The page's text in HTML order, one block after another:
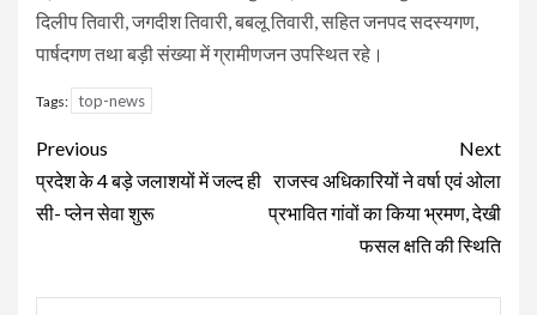
दिलीप तिवारी, जगदीश तिवारी, बबलू तिवारी, सहित जनपद सदस्यगण,
पार्षदगण तथा बड़ी संख्या में ग्रामीणजन उपस्थित रहे।
Tags: top-news
Continue
Reading
Previous
प्रदेश के 4 बड़े जलाशयों में जल्द ही
सी- प्लेन सेवा शुरू
Next
राजस्व अधिकारियों ने वर्षा एवं ओला
प्रभावित गांवों का किया भ्रमण, देखी
फसल क्षति की स्थिति